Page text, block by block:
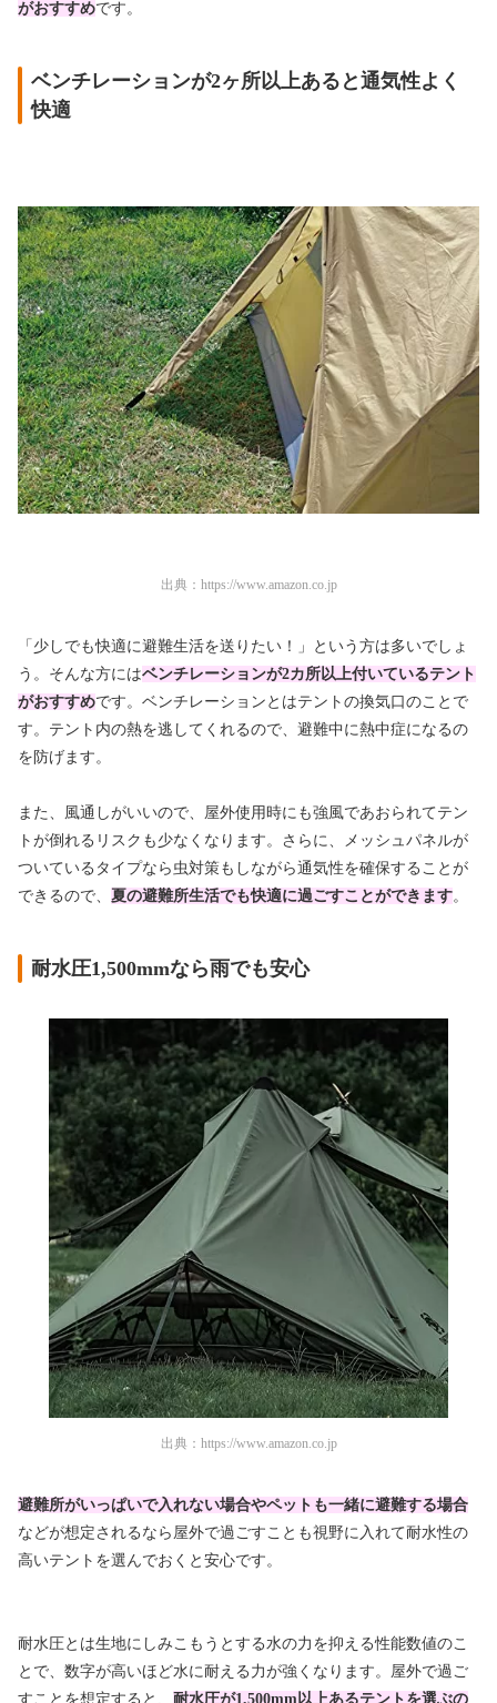
がおすすめです。
ベンチレーションが2ヶ所以上あると通気性よく
快適
出典： https://www.amazon.co.jp
「少しでも快適に避難生活を送りたい！」という方は多いでしょ
う。そんな方にはベンチレーションが2カ所以上付いているテント
がおすすめです。ベンチレーションとはテントの換気口のことで
す。テント内の熱を逃してくれるので、避難中に熱中症になるの
を防げます。
また、風通しがいいので、屋外使用時にも強風であおられてテン
トが倒れるリスクも少なくなります。さらに、メッシュパネルが
ついているタイプなら虫対策もしながら通気性を確保することが
できるので、 夏の避難所生活でも快適に過ごすことができます。
耐水圧1,500mmなら雨でも安心
出典： https://www.amazon.co.jp
避難所がいっぱいで入れない場合やペットも一緒に避難する場合
などが想定されるなら屋外で過ごすことも視野に入れて耐水性の
高いテントを選んでおくと安心です。
耐水圧とは生地にしみこもうとする水の力を抑える性能数値のこ
とで、数字が高いほど水に耐える力が強くなります。屋外で過ご
すことを想定すると、 耐水圧が1,500mm以上あるテントを選ぶの